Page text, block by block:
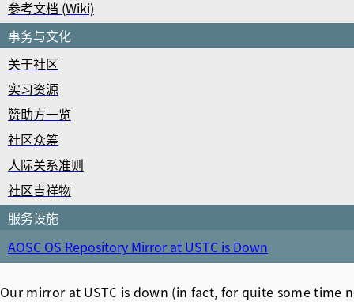
参考文档 (Wiki)
事务与文化
关于社区
实习资源
赞助方一览
社区众筹
人际关系准则
社区吉祥物
服务设施
AOSC OS Repository Mirror at USTC is Down
Our mirror at USTC is down (in fact, for quite some time